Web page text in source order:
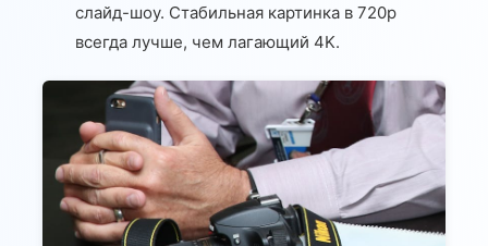
слайд-шоу. Стабильная картинка в 720p
всегда лучше, чем лагающий 4K.